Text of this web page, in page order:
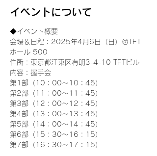
イベントについて
◆イベント概要
会場＆日程：2025年4月6日（日）＠TFT
ホール 500
住所：東京都江東区有明3-4-10 TFTビル
内容：握手会
第1部（10：00～10：45）
第2部（11：00～11：45）
第3部（12：00～12：45）
第4部（13：00～13：45）
第5部（14：00～14：45）
第6部（15：30～16：15）
第7部（16：30～17：15）